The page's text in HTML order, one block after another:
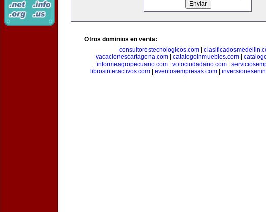
Otros dominios en venta:
consultorestecnologicos.com
vacacionescartagena.com
catalogoinmuebles.com
informeagropecuario.com| votociudadano.com|
librosinteractivos.com| eventosempresas.com|